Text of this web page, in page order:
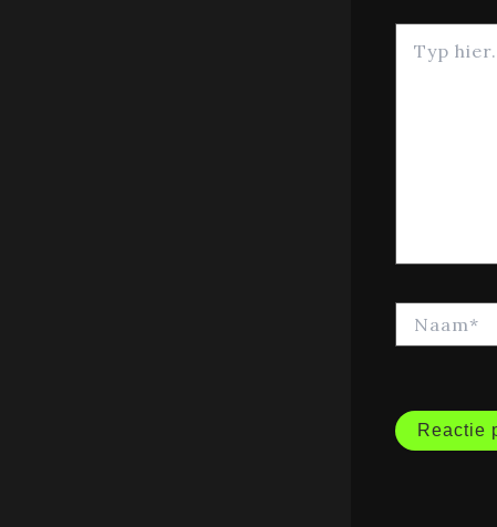
hier...